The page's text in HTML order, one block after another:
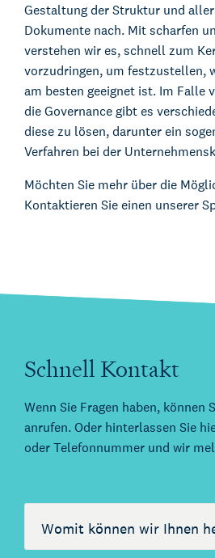
Über Kienhuis Legal
Gestaltung der Struktur und
Dokumente nach. Mit scharfen
verstehen wir es, schnell zum
vorzudringen, um festzustellen,
am besten geeignet ist. Im Falle
die Governance gibt es
diese zu lösen, darunter ein
Verfahren bei der
Möchten Sie mehr über die
Kontaktieren Sie einen unserer
Schnell Kontakt
Wenn Sie Fragen haben, können
anrufen. Oder hinterlassen Sie
oder Telefonnummer und wir
Call me back by fax